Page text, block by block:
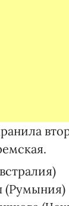
(Румыния)